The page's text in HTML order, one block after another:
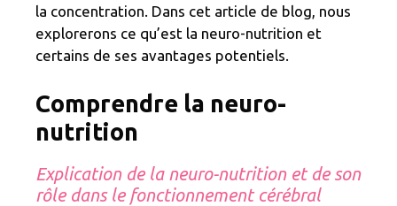
la concentration. Dans cet article de blog, nous
explorerons ce qu’est la neuro-nutrition et
certains de ses avantages potentiels.
Comprendre la neuro-
nutrition
Explication de la neuro-nutrition et de son
rôle dans le fonctionnement cérébral